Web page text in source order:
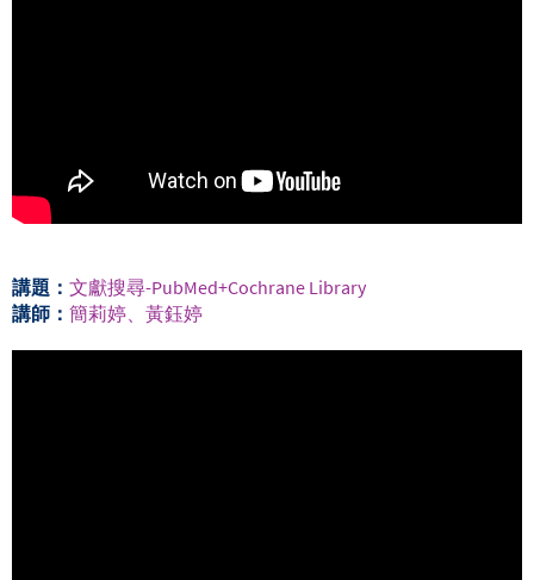
講題： 文獻搜尋-PubMed+Cochrane Library
講師： 簡莉婷、黃鈺婷